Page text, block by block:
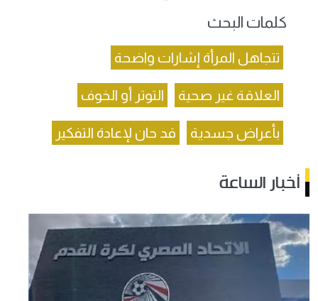
كلمات البحث
تتجاهل المرأة إشارات واضحة
العلاقة غير صحية التوتر أو الخوف
بأعراض جسدية قد حان لإعادة التفكير
أخبار الساعة